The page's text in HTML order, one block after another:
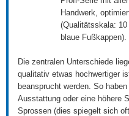
Handwerk,
(Qualitätsskala:
blaue Fußkappen).
Die zentralen Unterschiede
qualitativ etwas hochwertiger
beansprucht werden. So
Ausstattung oder eine höhere
Sprossen (dies spiegelt sich